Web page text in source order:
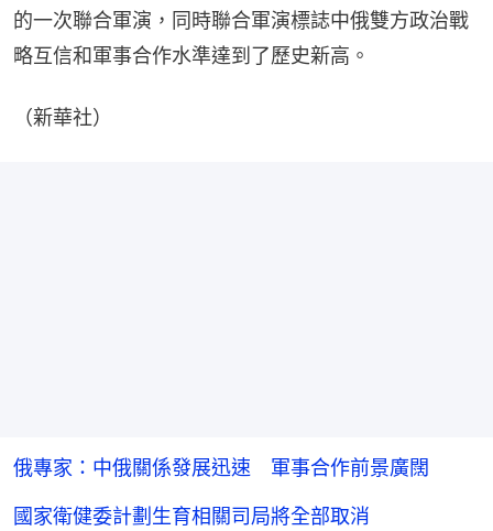
的一次聯合軍演，同時聯合軍演標誌中俄雙方政治戰
略互信和軍事合作水準達到了歷史新高。
（新華社）
俄專家：中俄關係發展迅速 軍事合作前景廣闊
國家衛健委計劃生育相關司局將全部取消